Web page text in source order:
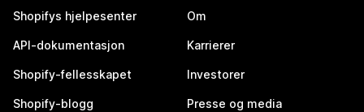
Shopifys hjelpesenter
API-dokumentasjon
Shopify-fellesskapet
Shopify-blogg
Om
Karrierer
Investorer
Presse og media